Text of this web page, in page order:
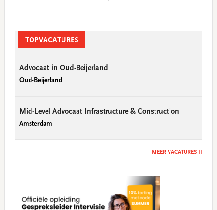
SidebarTOPVACATURES
Advocaat in Oud-Beijerland
Oud-Beijerland
Mid-Level Advocaat Infrastructure & Construction
Amsterdam
MEER VACATURES